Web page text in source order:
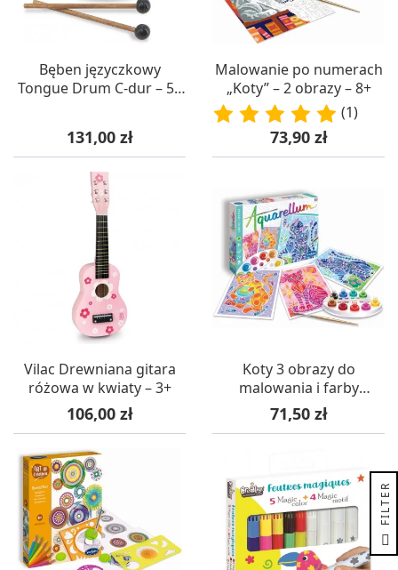
Bęben języczkowy
Tongue Drum C-dur – 5+
Cena
131,00 zł
Malowanie po numerach
„Koty” – 2 obrazy – 8+
(1)
Cena
73,90 zł
Vilac Drewniana gitara
różowa w kwiaty – 3+
Cena
106,00 zł
Koty 3 obrazy do
malowania i farby
Aquarellum, SentoSphere
Cena
71,50 zł
R